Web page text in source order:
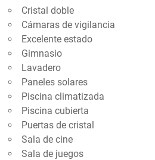
Cristal doble
Cámaras de vigilancia
Excelente estado
Gimnasio
Lavadero
Paneles solares
Piscina climatizada
Piscina cubierta
Puertas de cristal
Sala de cine
Sala de juegos